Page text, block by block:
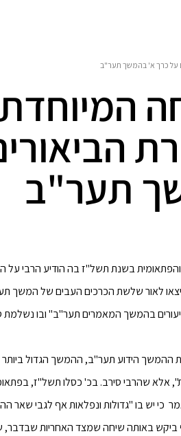
תער"ב
לשיחה המיוחדת והפתאומית בשנת תשל"ז בה
לאור שלשת הכרכים העבים של המשך
בהמשך המאמרים תער"ב" ובו נשלמת
ההמשך הידוע תער"ב, ההמשך הגדול
אלא שהרבי סירב. בכ' כסלו תשל"ז,
כי יש בו "גדולות ונפלאות אף לגבי שאר
ביקש באותה שיחה שמצד האחריות